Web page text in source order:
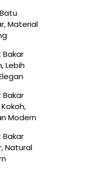
Material
Lebih
Modern
Natural